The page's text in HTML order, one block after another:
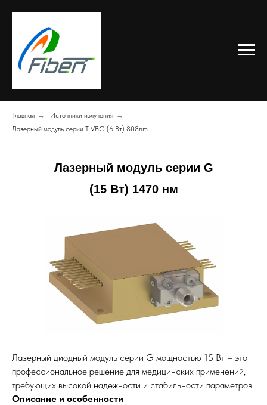
Главная → Источники излучения →
Лазерный модуль серии T VBG (6 Вт) 808nm
Лазерный модуль серии G
(15 Вт) 1470 нм
Лазерный диодный модуль серии G мощностью 15 Вт – это
профессиональное решение для медицинских применений,
требующих высокой надежности и стабильности параметров.
Описание и особенности